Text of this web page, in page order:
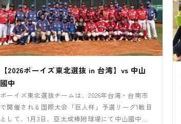
【2026ボーイズ東北選抜 in 台湾】vs 中山
國中
ボーイズ東北選抜チームは、2026年台湾・台南市
で開催される国際大会「巨人杯」予選リーグ1戦目
として、1月3日、亞太成棒附球場にて中山國中と